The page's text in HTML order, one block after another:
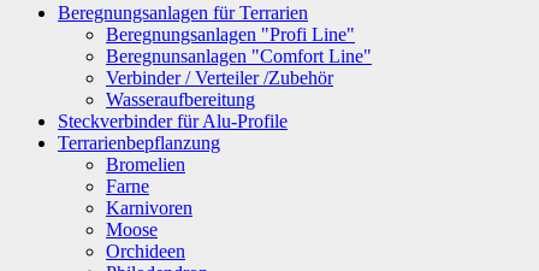
Beregnungsanlagen für Terrarien
Beregnungsanlagen "Profi Line"
Beregnunsanlagen "Comfort Line"
Verbinder / Verteiler /Zubehör
Wasseraufbereitung
Steckverbinder für Alu-Profile
Terrarienbepflanzung
Bromelien
Farne
Karnivoren
Moose
Orchideen